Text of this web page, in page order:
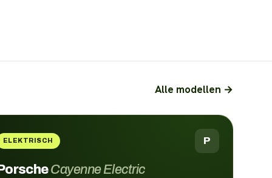
Alle modellen →
ELEKTRISCH P
PorscheCayenne Electric